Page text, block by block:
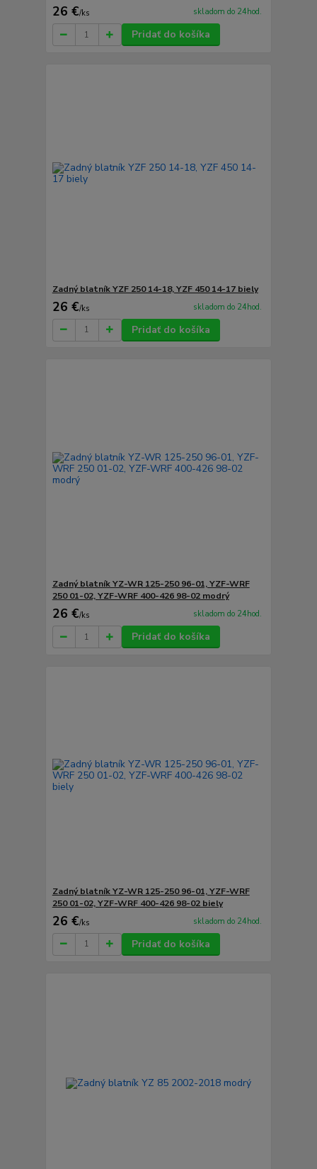
26 €/ks skladom do 24hod.
Pridať do košíka
Zadný blatník YZF 250 14-18, YZF 450 14-17 biely
26 €/ks skladom do 24hod.
Pridať do košíka
Zadný blatník YZ-WR 125-250 96-01, YZF-WRF
250 01-02, YZF-WRF 400-426 98-02 modrý
26 €/ks skladom do 24hod.
Pridať do košíka
Zadný blatník YZ-WR 125-250 96-01, YZF-WRF
250 01-02, YZF-WRF 400-426 98-02 biely
26 €/ks skladom do 24hod.
Pridať do košíka